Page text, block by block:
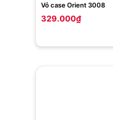
Vỏ case Orient 3008
329.000₫